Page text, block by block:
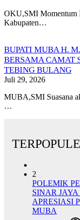
OKU,SMI Momentum
Kabupaten…
BUPATI MUBA H.
BERSAMA CAMAT
TEBING BULANG
Juli 29, 2026
MUBA,SMI Suasana
…
2
POLEMIK
SINAR
APRESIASI
MUBA